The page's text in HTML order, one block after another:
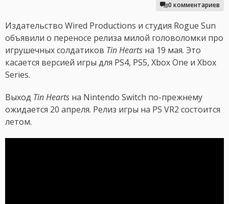
0 комментариев
Издательство Wired Productions и студия Rogue Sun
объявили о переносе релиза милой головоломки про
игрушечных солдатиков Tin Hearts на 19 мая. Это
касается версией игры для PS4, PS5, Xbox One и Xbox
Series.
Выход Tin Hearts на Nintendo Switch по-прежнему
ожидается 20 апреля. Релиз игры на PS VR2 состоится
летом.